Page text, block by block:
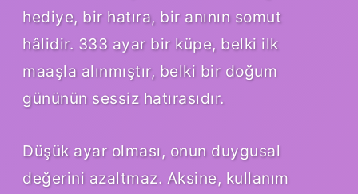
hediye, bir hatıra, bir anının somut
hâlidir. 333 ayar bir küpe, belki ilk
maaşla alınmıştır, belki bir doğum
gününün sessiz hatırasıdır.
Düşük ayar olması, onun duygusal
değerini azaltmaz. Aksine, kullanım